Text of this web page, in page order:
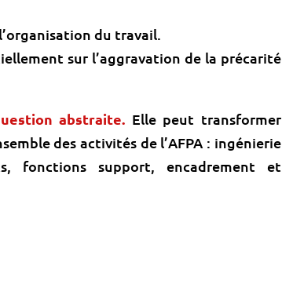
du travail.
sur l’aggravation de la précarité
abstraite. Elle peut transformer
des activités de l’AFPA : ingénierie
fonctions support, encadrement et